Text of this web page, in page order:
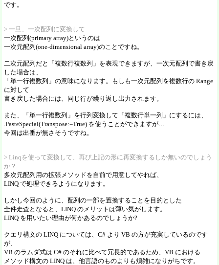
です。
> 一旦、一次配列に変換して
一次配列(primary array)というのは
一次元配列(one-dimensional array)のことですね。
二次元配列だと「複数行複数列」を表現できますが、一次元配列で書き戻
した場合は、
「単一行複数列」の意味になります。もしも一次元配列を複数行の Range
に対して
書き戻した場合には、同じ行が繰り返し出力されます。
また、「単一行複数列」を行列変換して「複数行単一列」にするには、
.PasteSpecial(Transpose:=True) を使うことができますが…
今回は出番が無さそうですね。
> Linqを使って変換して、再び上記の形に再変換するしか無いのでしょう
か？
多次元配列用の拡張メソッドを自前で用意してやれば、
LINQ で処理できるようになります。
しかし今回のように、配列の一部を置換することを目的とした
全件走査となると、LINQ のメリットは薄い気がします。
LINQ を用いたい理由が何かあるのでしょうか?
クエリ構文の LINQ については、C# より VB の方が充実しているのです
が、
VB のラムダ式は C# のそれに比べて冗長的であるため、VB における
メソッド構文の LINQ は、他言語のものよりも煩雑になりがちです。